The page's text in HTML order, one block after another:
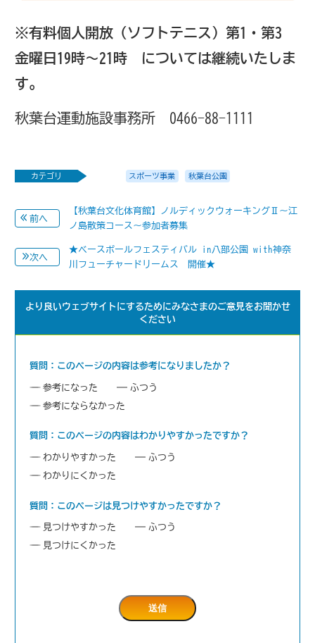
※有料個人開放（ソフトテニス）第1・第3
金曜日19時～21時 については継続いたしま
す。
秋葉台運動施設事務所 0466-88-1111
カテゴリ スポーツ事業 秋葉台公園
前へ
【秋葉台文化体育館】ノルディックウォーキングⅡ～江
ノ島散策コース～参加者募集
次へ
★ベースボールフェスティバル in八部公園 with神奈
川フューチャードリームス 開催★
より良いウェブサイトにするためにみなさまのご意見をお聞かせ
ください
質問：このページの内容は参考になりましたか？
参考になった
ふつう
参考にならなかった
質問：このページの内容はわかりやすかったですか？
わかりやすかった
ふつう
わかりにくかった
質問：このページは見つけやすかったですか？
見つけやすかった
ふつう
見つけにくかった